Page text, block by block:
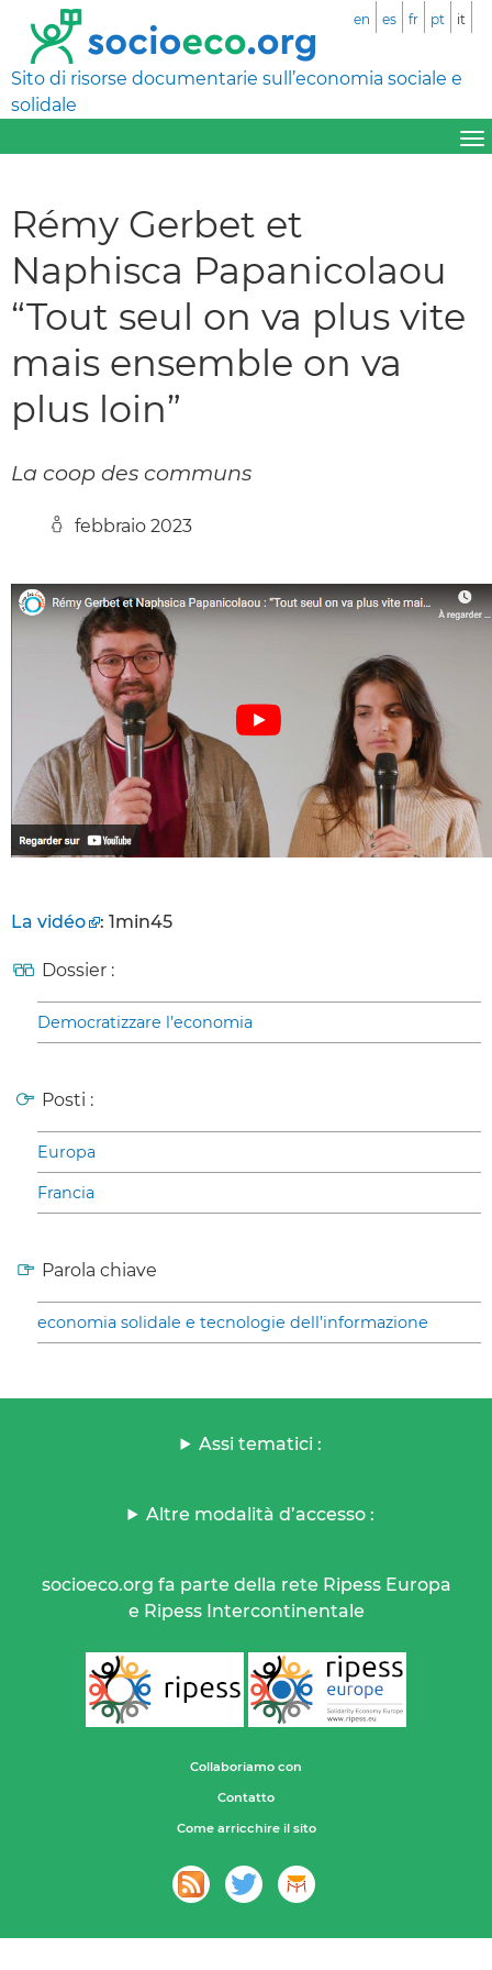
Sito di risorse documentarie sull’economia sociale e
solidale
en es fr pt it
Rémy Gerbet et
Naphisca Papanicolaou
“Tout seul on va plus vite
mais ensemble on va
plus loin”
La coop des communs
febbraio 2023
La vidéo : 1min45
Dossier :
Democratizzare l’economia
Posti :
Europa
Francia
Parola chiave
economia solidale e tecnologie dell’informazione
Assi tematici :
Altre modalità d’accesso :
socioeco.org fa parte della rete Ripess Europa
e Ripess Intercontinentale
Collaboriamo con
Contatto
Come arricchire il sito